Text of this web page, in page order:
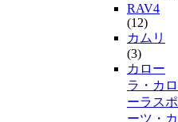
RAV4
(12)
カムリ
(3)
カロー
ラ・カロ
ーラスポ
ーツ・カ